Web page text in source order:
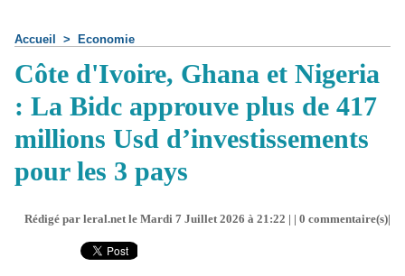
Accueil > Economie
Côte d'Ivoire, Ghana et Nigeria
: La Bidc approuve plus de 417
millions Usd d’investissements
pour les 3 pays
Rédigé par leral.net le Mardi 7 Juillet 2026 à 21:22 | | 0 commentaire(s)|